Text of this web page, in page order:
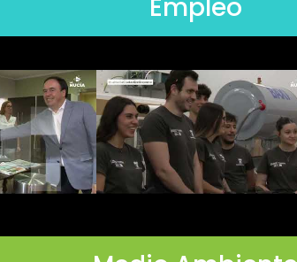
Empleo